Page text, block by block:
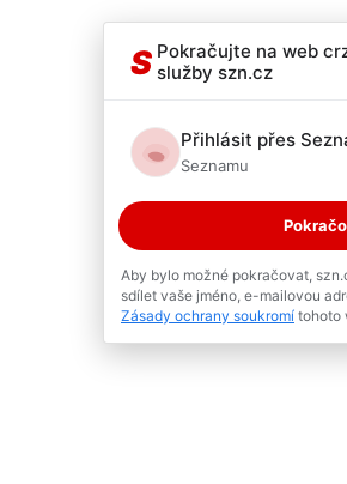
S Pokračujte na web
služby szn.cz
Přihlásit přes
Seznamu
Aby bylo možné pokračovat,
sdílet vaše jméno, e-mailovou
Zásady ochrany soukromí tohoto